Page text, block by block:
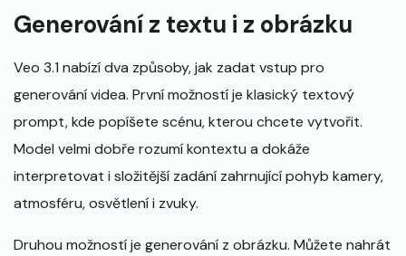
Generování z textu i z obrázku
Veo 3.1 nabízí dva způsoby, jak zadat vstup pro
generování videa. První možností je klasický textový
prompt, kde popíšete scénu, kterou chcete vytvořit.
Model velmi dobře rozumí kontextu a dokáže
interpretovat i složitější zadání zahrnující pohyb kamery,
atmosféru, osvětlení i zvuky.
Druhou možností je generování z obrázku. Můžete nahrát